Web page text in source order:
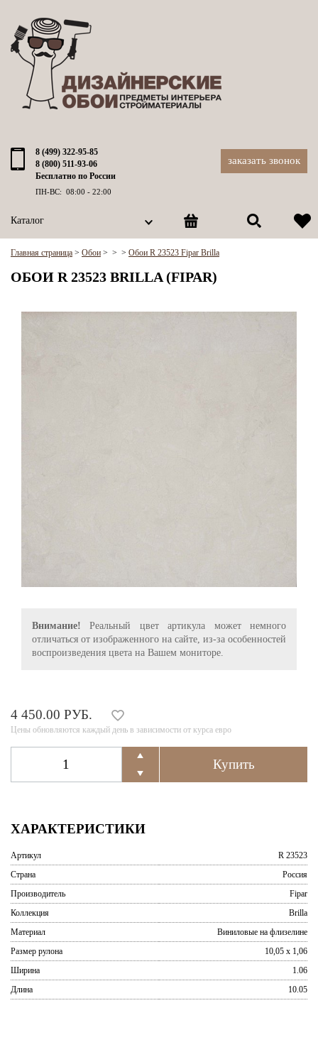
8 (499) 322-95-85
8 (800) 511-93-06
Бесплатно по России
ПН-ВС: 08:00 - 22:00
заказать звонок
Каталог
Главная страница > Обои > > > Обои R 23523 Fipar Brilla
ОБОИ R 23523 BRILLA (FIPAR)
Внимание! Реальный цвет артикула может немного
отличаться от изображенного на сайте, из-за особенностей
воспроизведения цвета на Вашем мониторе.
4 450.00 РУБ.
Цены обновляются каждый день в зависимости от курса евро
ХАРАКТЕРИСТИКИ
Артикул
R 23523
Страна
Россия
Производитель
Fipar
Коллекция
Brilla
Материал
Виниловые на флизелине
Размер рулона
10,05 x 1,06
Ширина
1.06
Длина
10.05